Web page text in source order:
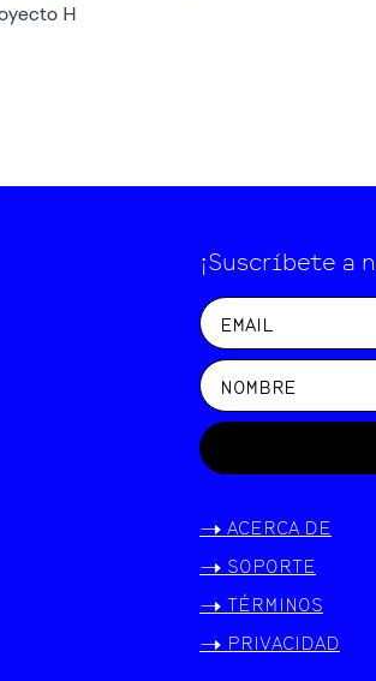
H
¡Suscríbete a
-> ACERCA DE
-> SOPORTE
-> TÉRMINOS
-> PRIVACIDAD